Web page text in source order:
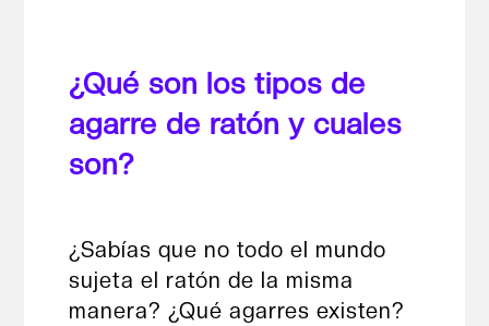
¿Qué son los tipos de
agarre de ratón y cuales
son?
¿Sabías que no todo el mundo
sujeta el ratón de la misma
manera? ¿Qué agarres existen?